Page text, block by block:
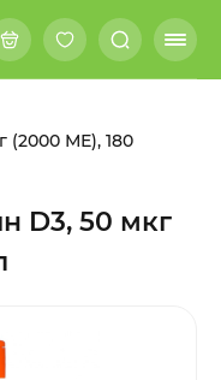
(2000 МЕ), 180
D3, 50 мкг